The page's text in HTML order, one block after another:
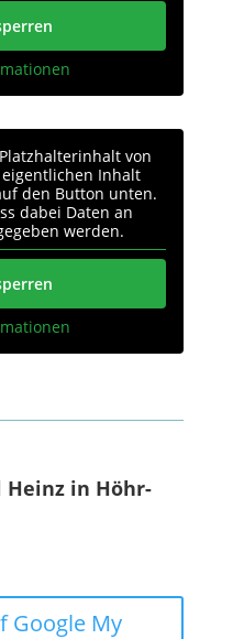
von
Inhalt
den Button unten.
dabei Daten an
werden.
Heinz in Höhr-
Google My